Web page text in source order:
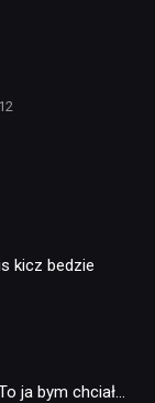
kicz bedzie
ja bym chciał…